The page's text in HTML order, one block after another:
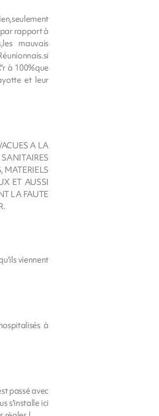
rapport à
mauvais
à 100%que
et leur
A LA
MATERIELS
ET AUSSI
LA FAUTE
viennent
à
passé avec
s'installe ici